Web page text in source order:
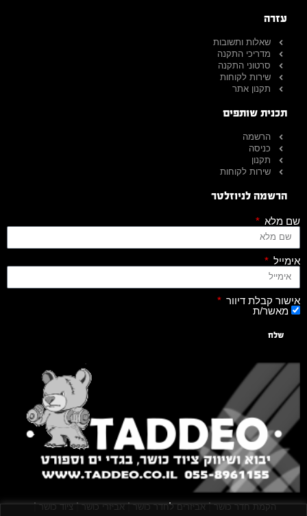
עזרה
שאלות ותשובות
מדריכי התקנה
סרטוני התקנה
שירות לקוחות
תקנון אתר
תכנית שותפים
הרשמה
כניסה
תקנון
שירות לקוחות
הרשמה לניוזלטר
שם מלא
אימייל
אישור קבלת דיוור
מאשר/ת
שלח
הקמת חדר כושר|אביזרים לחדר כושר|אביזרי כושר|ציוד כושר|